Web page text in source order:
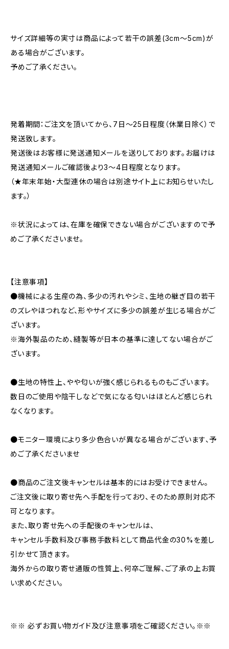
サイズ詳細等の実寸は商品によって若干の誤差(3cm〜5cm)が
ある場合がございます。
予めご了承ください。
発着期間：ご注文を頂いてから、7日〜25日程度（休業日除く）で
発送致します。
発送後はお客様に発送通知メールを送りしております。お届けは
発送通知メールご確認後より3〜4日程度となります。
（★年末年始・大型連休の場合は別途サイト上にお知らせいたし
ます。）
※状況によっては、在庫を確保できない場合がございますので予
めご了承くださいませ。
【注意事項】
●機械による生産の為、多少の汚れやシミ、生地の継ぎ目の若干
のズレやほつれなど、形やサイズに多少の誤差が生じる場合がご
ざいます。
※海外製品のため、縫製等が日本の基準に達してない場合がご
ざいます。
●生地の特性上、やや匂いが強く感じられるものもございます。
数日のご使用や陰干しなどで気になる匂いはほとんど感じられ
なくなります。
●モニター環境により多少色合いが異なる場合がございます、予
めご了承くださいませ
●商品のご注文後キャンセルは基本的にはお受けできません。
ご注文後に取り寄せ先へ手配を行っており、そのため原則対応不
可となります。
また、取り寄せ先への手配後のキャンセルは、
キャンセル手数料及び事務手数料として商品代金の30%を差し
引かせて頂きます。
海外からの取り寄せ通販の性質上、何卒ご理解、ご了承の上お買
い求めください。
※※ 必ずお買い物ガイド及び注意事項をご確認ください。※※